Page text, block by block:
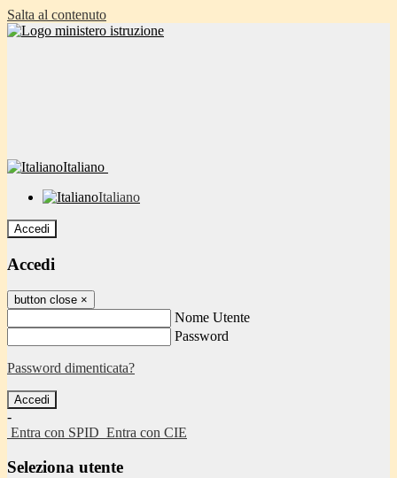
Salta al contenuto
Italiano
Italiano
Accedi
Accedi
button close ×
Nome Utente
Password
Password dimenticata?
-
Entra con SPID Entra con CIE
Seleziona utente